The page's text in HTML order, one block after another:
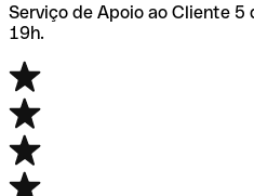
Serviço de Apoio ao Cliente 5
19h.